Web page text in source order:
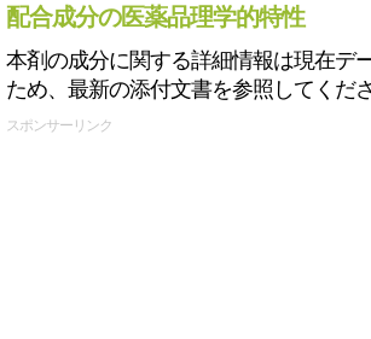
配合成分の医薬品理学的特性
本剤の成分に関する詳細情報は現在デ
ため、最新の添付文書を参照してくださ
スポンサーリンク